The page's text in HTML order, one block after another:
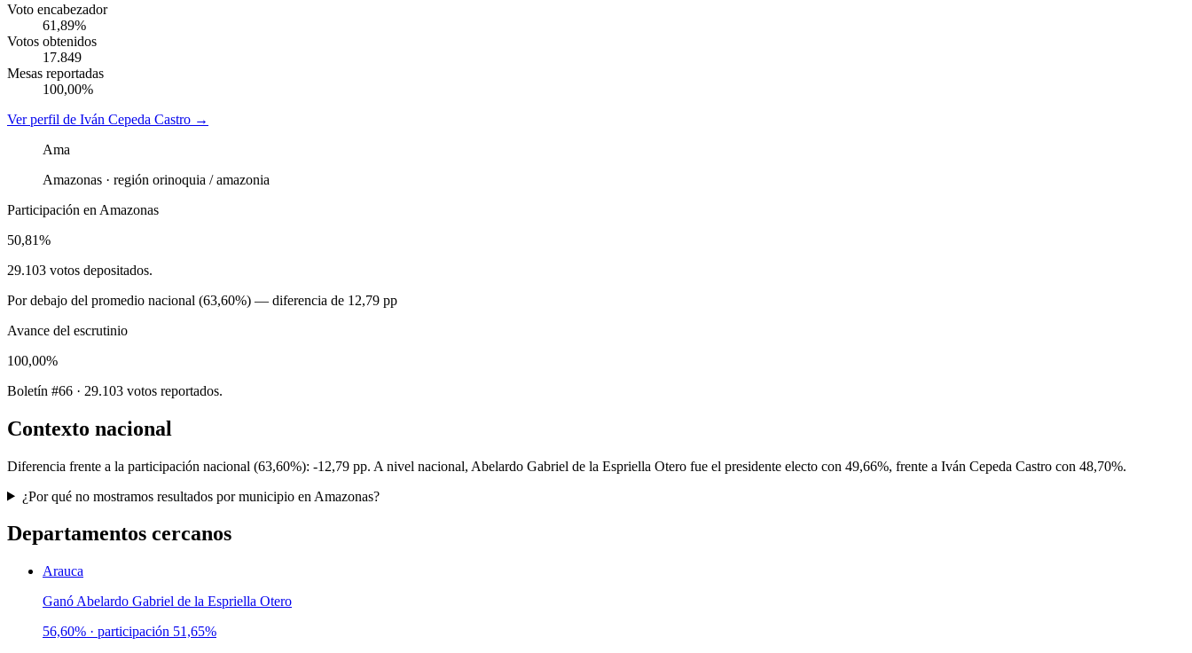
Voto encabezador
61,89%
Votos obtenidos
17.849
Mesas reportadas
100,00%
Ver perfil de Iván Cepeda Castro →
Ama
Amazonas · región orinoquia / amazonia
Participación en Amazonas
50,81%
29.103 votos depositados.
Por debajo del promedio nacional (63,60%) — diferencia de 12,79 pp
Avance del escrutinio
100,00%
Boletín #66 · 29.103 votos reportados.
Contexto nacional
Diferencia frente a la participación nacional (63,60%): -12,79 pp. A nivel nacional, Abelardo Gabriel de la Espriella Otero fue el presidente electo con 49,66%, frente a Iván Cepeda Castro con 48,70%.
¿Por qué no mostramos resultados por municipio en Amazonas?
Departamentos cercanos
Arauca
Ganó Abelardo Gabriel de la Espriella Otero
56,60% · participación 51,65%